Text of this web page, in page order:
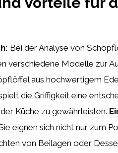
Bei der Analyse von
verschiedene Modelle zur
aus hochwertigem
die Griffigkeit eine
Küche zu gewährleisten.
eignen sich nicht nur zum
von Beilagen oder